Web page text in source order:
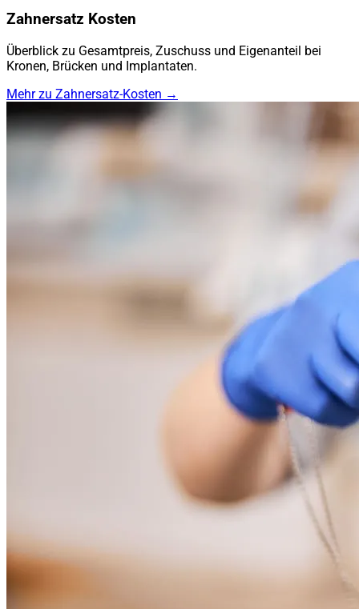
Zahnersatz Kosten
Überblick zu Gesamtpreis, Zuschuss und Eigenanteil bei
Kronen, Brücken und Implantaten.
Mehr zu Zahnersatz-Kosten →